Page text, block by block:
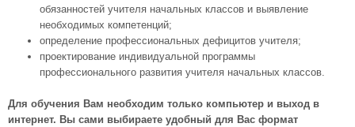
обязанностей учителя начальных классов и выявление
необходимых компетенций;
определение профессиональных дефицитов учителя;
проектирование индивидуальной программы
профессионального развития учителя начальных классов.
Для обучения Вам необходим только компьютер и выход в
интернет. Вы сами выбираете удобный для Вас формат